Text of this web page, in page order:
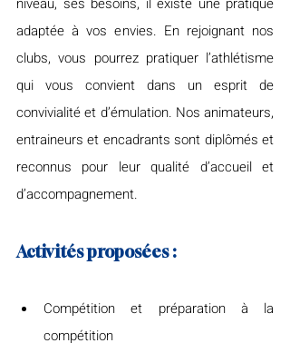
adaptée à vos envies. En rejoignant nos
clubs, vous pourrez pratiquer l’athlétisme
qui vous convient dans un esprit de
convivialité et d’émulation. Nos animateurs,
entraineurs et encadrants sont diplômés et
reconnus pour leur qualité d’accueil et
d’accompagnement.
Activités proposées :
Compétition et préparation à la
compétition